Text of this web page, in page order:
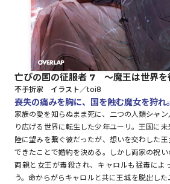
コミックガルド
コミッククリエ
リキューレ
亡びの国の征服者 7 ～魔王は世界を
不手折家 イラスト／toi8
喪失の痛みを胸に、国を蝕む魔女を狩れ――
家族の愛を知らぬまま死に、二つの人類――シャ
り広げる世界に転生した少年ユーリ。王国に
陸に望みを繋ぐ彼だったが、想いを交わした
できたことで婚約を決める。しかし両家の祝
両親と女王が毒殺され、キャロルも猛毒によ
う。命からがらキャロルと共に王城を脱出し